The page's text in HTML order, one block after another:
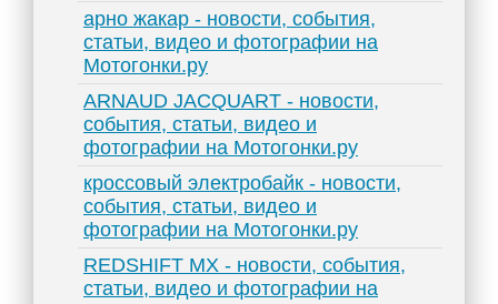
арно жакар - новости, события,
статьи, видео и фотографии на
Мотогонки.ру
ARNAUD JACQUART - новости,
события, статьи, видео и
фотографии на Мотогонки.ру
кроссовый электробайк - новости,
события, статьи, видео и
фотографии на Мотогонки.ру
REDSHIFT MX - новости, события,
статьи, видео и фотографии на